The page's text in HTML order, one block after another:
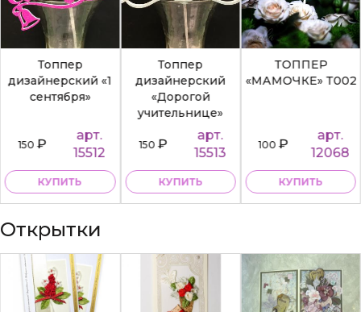
Топпер
дизайнерский «1
сентября»
150₽
арт.
15512
КУПИТЬ
Топпер
дизайнерский
«Дорогой
учительнице»
150₽
арт.
15513
КУПИТЬ
ТОППЕР
«МАМОЧКЕ» Т002
100₽
арт.
12068
КУПИТЬ
Открытки